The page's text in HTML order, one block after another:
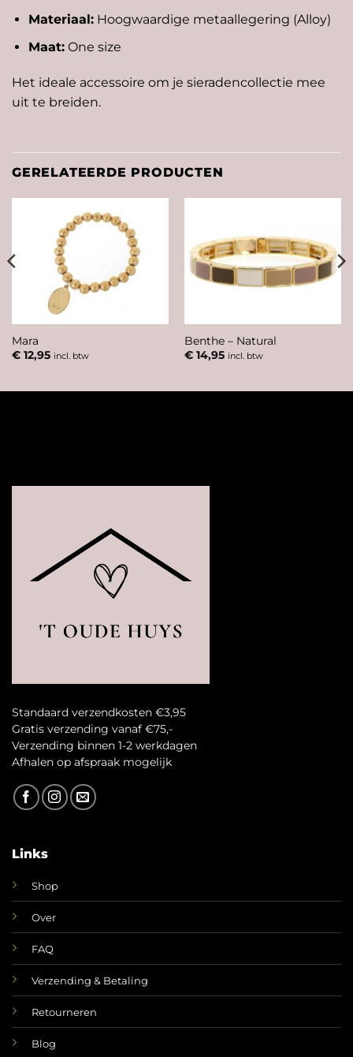
Materiaal:Hoogwaardige metaallegering (Alloy)
Maat:One size
Het ideale accessoire om je sieradencollectie mee
uit te breiden.
GERELATEERDE PRODUCTEN
Mara
€12,95 incl. btw
Benthe – Natural
€14,95 incl. btw
Standaard verzendkosten €3,95
Gratis verzending vanaf €75,-
Verzending binnen 1-2 werkdagen
Afhalen op afspraak mogelijk
Links
Shop
Over
FAQ
Verzending & Betaling
Retourneren
Blog